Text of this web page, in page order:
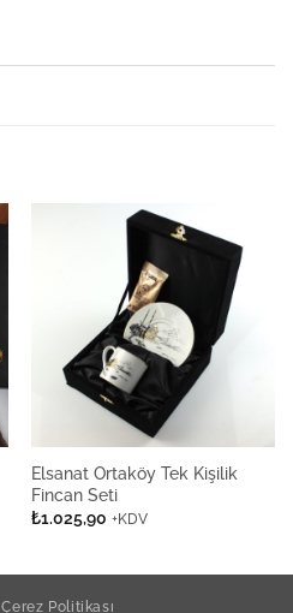
Elsanat Ortaköy Tek Kişilik
Fincan Seti
₺1.025,90 +KDV
Çerez Politikası